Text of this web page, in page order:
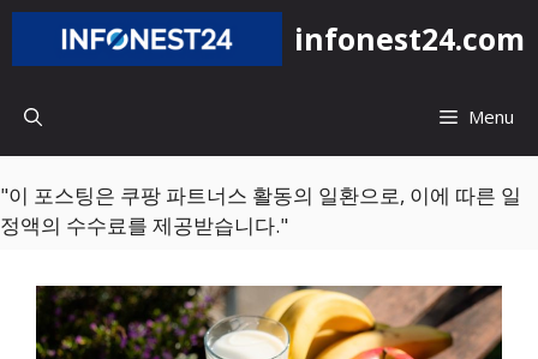
컨
츠
너
뛰
기
infonest24.com
Menu
"이 포스팅은 쿠팡 파트너스 활동의 일환으로, 이에 따른 일
정액의 수수료를 제공받습니다."